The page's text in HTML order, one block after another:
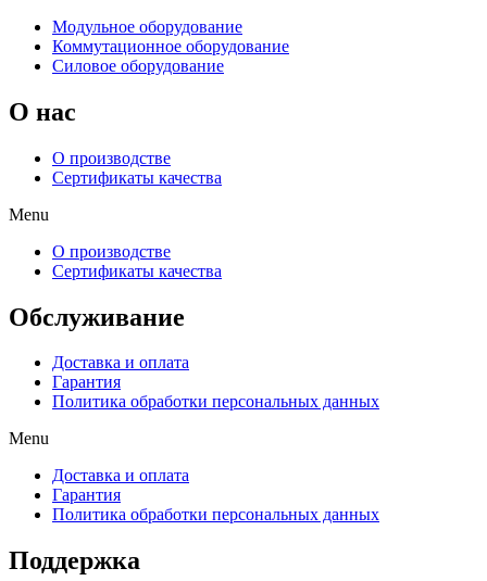
Модульное оборудование
Коммутационное оборудование
Силовое оборудование
O нас
О производстве
Сертификаты качества
Menu
О производстве
Сертификаты качества
Обслуживание
Доставка и оплата
Гарантия
Политика обработки персональных данных
Menu
Доставка и оплата
Гарантия
Политика обработки персональных данных
Поддержка